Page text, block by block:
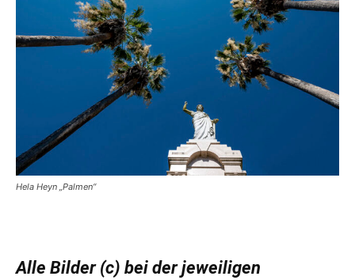
Hela Heyn „Palmen“
Alle Bilder (c) bei der jeweiligen